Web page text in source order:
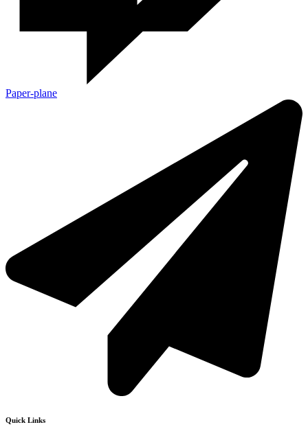
Paper-plane
Quick Links